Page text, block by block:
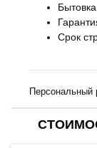
Срок
Персональный